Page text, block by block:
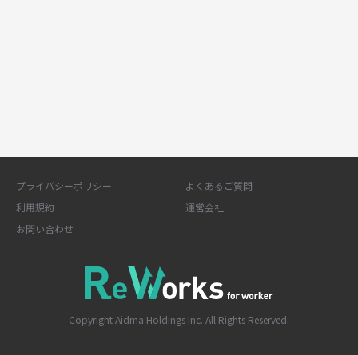
プライバシーポリシー
よくあるご質問
利用規約
運営会社
お問い合わせ
Copyright Aidma Holdings Inc. All Rights Reserved.